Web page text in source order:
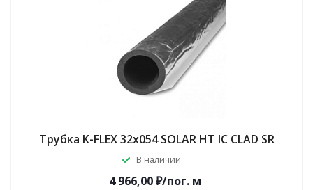
Трубка K-FLEX 32x054 SOLAR HT IC CLAD SR
В наличии
4 966,00 ₽/пог.м